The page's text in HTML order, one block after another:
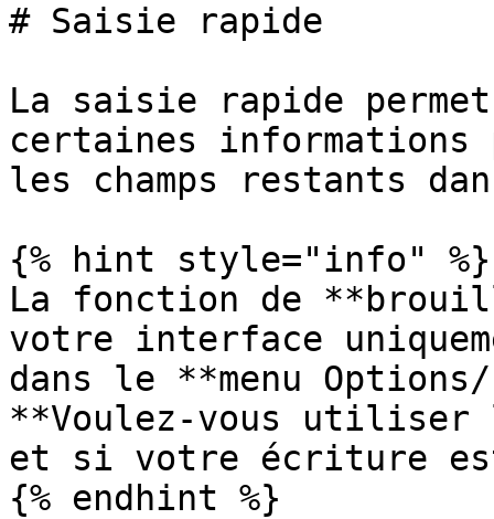
# Saisie rapide
La saisie rapide
certaines
les champs restants
{% hint style="info" %}
La fonction de
votre interface
dans le **menu
**Voulez-vous
et si votre écriture
{% endhint %}